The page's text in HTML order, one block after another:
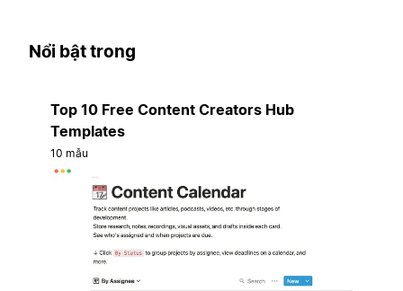
Nổi bật trong
Top 10 Free Content Creators Hub
Templates
10 mẫu